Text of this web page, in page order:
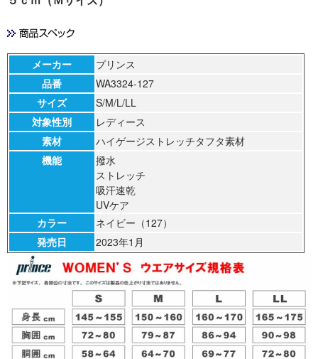
メーカー
プリンス
品番
WA3324-127
サイズ
S/M/L/LL
対象性別
レディース
素材
ハイゲージストレッチタフタ素材
機能
撥水
ストレッチ
吸汗速乾
UVケア
カラー
ネイビー（127）
発売日
2023年1月